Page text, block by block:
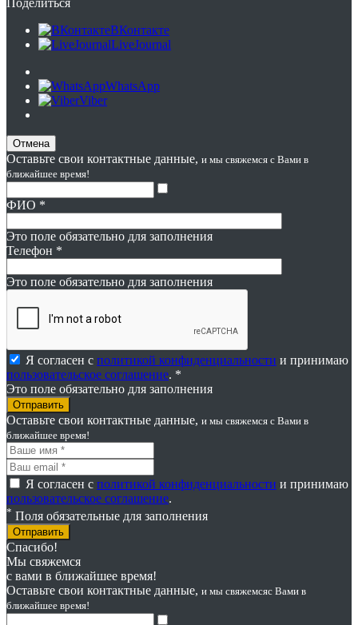
ВКонтакте
LiveJournal
WhatsApp
Viber
Отмена
Оставьте свои контактные данные, и мы свяжемся с Вами в
ближайшее время!
ФИО *
Это поле обязательно для заполнения
Телефон *
Это поле обязательно для заполнения
Я согласен с политикой конфиденциальности и принимаю
пользовательское соглашение. *
Это поле обязательно для заполнения
Оставьте свои контактные данные, и мы свяжемся с Вами в
ближайшее время!
Я согласен с политикой конфиденциальности и принимаю
пользовательское соглашение.
* Поля обязательные для заполнения
Отправить
Спасибо!
Мы свяжемся
с вами в ближайшее время!
Оставьте свои контактные данные, и мы свяжемсяс Вами в
ближайшее время!